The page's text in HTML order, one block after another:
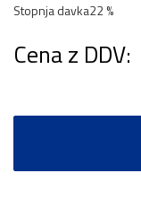
Stopnja davka22 %
Cena z DDV: